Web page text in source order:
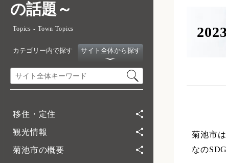
の話題～
Topics - Town Topics
カテゴリー内で探す サイト全体から探す
移住・定住
観光情報
菊池市の概要
菊池市
なの